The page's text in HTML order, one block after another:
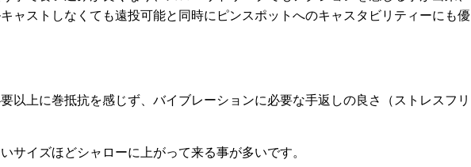
ャストしなくても遠投可能と同時にピンスポットへのキャスタビリティーにも優
以上に巻抵抗を感じず、バイブレーションに必要な手返しの良さ（ストレスフリ
サイズほどシャローに上がって来る事が多いです。